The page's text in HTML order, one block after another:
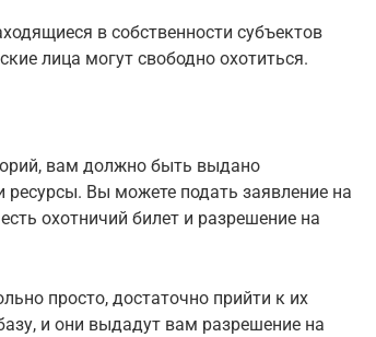
в собственности субъектов
лица могут свободно охотиться.
вам должно быть выдано
Вы можете подать заявление на
охотничий билет и разрешение на
просто, достаточно прийти к их
и они выдадут вам разрешение на